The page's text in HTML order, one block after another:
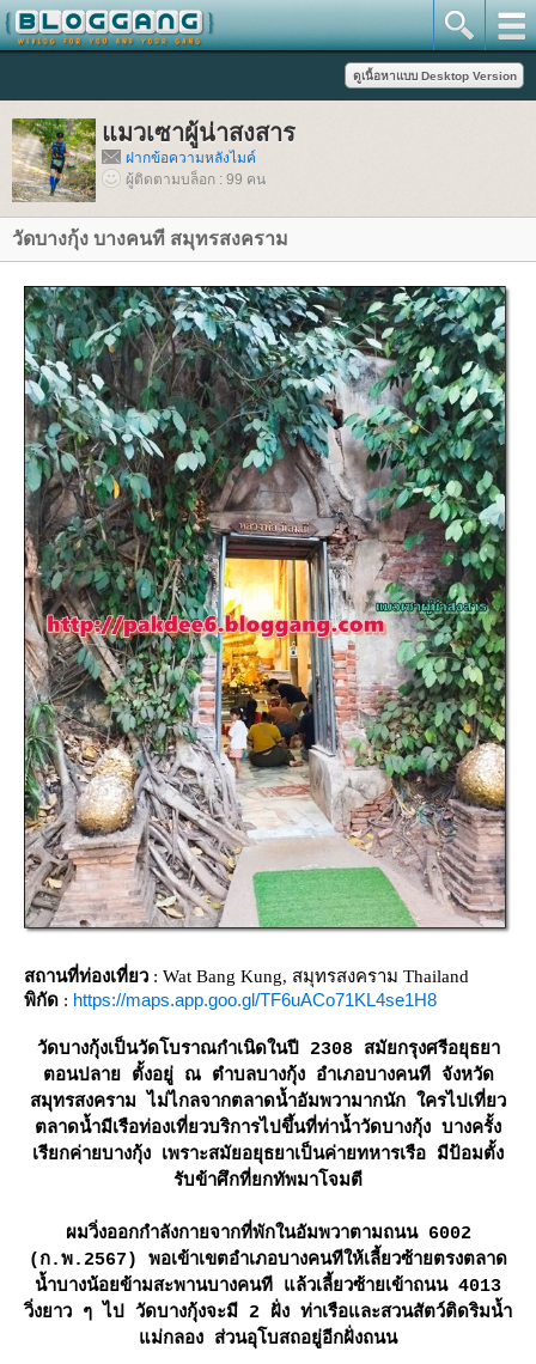
มวเซาผู้น่าสงสาร
ฝากข้อความหลังไมค์
ผู้ติดตามบล็อก : 99 คน
วัดบางกุ้ง บางคนที สมุทรสงคราม
สถานที่ท่องเที่ยว : Wat Bang Kung, สมุทรสงคราม Thailand
พิกัด : https://maps.app.goo.gl/TF6uACo71KL4se1H8
วัดบางกุ้งเป็นวัดโบราณกำเนิดในปี 2308 สมัยกรุงศรีอยุธยา
ตอนปลาย ตั้งอยู่ ณ ตำบลบางกุ้ง อำเภอบางคนที จังหวัด
สมุทรสงคราม ไม่ไกลจากตลาดน้ำอัมพวามากนัก ใครไปเที่ยว
ตลาดน้ำมีเรือท่องเที่ยวบริการไปขึ้นที่ท่าน้ำวัดบางกุ้ง บางครั้ง
เรียกค่ายบางกุ้ง เพราะสมัยอยุธยาเป็นค่ายทหารเรือ มีป้อมตั้ง
รับข้าศึกที่ยกทัพมาโจมตี
ผมวิ่งออกกำลังกายจากที่พักในอัมพวาตามถนน 6002
(ก.พ.2567) พอเข้าเขตอำเภอบางคนทีให้เลี้ยวซ้ายตรงตลาด
น้ำบางน้อยข้ามสะพานบางคนที แล้วเลี้ยวซ้ายเข้าถนน 4013
วิ่งยาว ๆ ไป วัดบางกุ้งจะมี 2 ฝั่ง ท่าเรือและสวนสัตว์ติดริมน้ำ
ม่กลอง ส่วนอุโบสถอยู่อีกฝั่งถนน